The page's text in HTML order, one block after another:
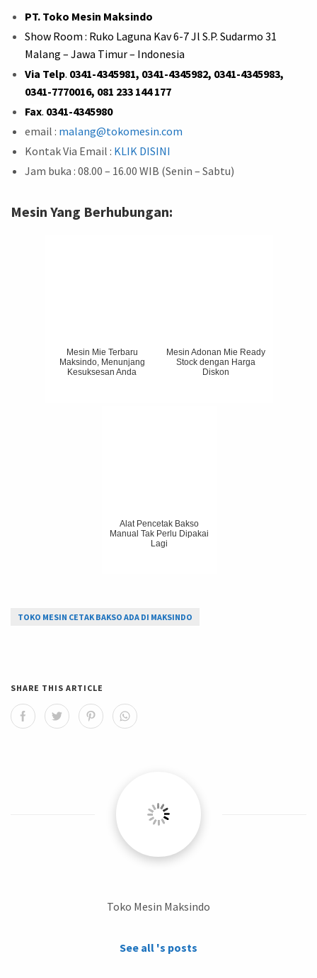
PT. Toko Mesin Maksindo
Show Room : Ruko Laguna Kav 6-7 Jl S.P. Sudarmo 31
Malang – Jawa Timur – Indonesia
Via Telp. 0341-4345981, 0341-4345982, 0341-4345983,
0341-7770016, 081 233 144 177
Fax. 0341-4345980
email : malang@tokomesin.com
Kontak Via Email : KLIK DISINI
Jam buka : 08.00 – 16.00 WIB (Senin – Sabtu)
Mesin Yang Berhubungan:
Mesin Mie Terbaru
Maksindo, Menunjang
Kesuksesan Anda
Mesin Adonan Mie Ready
Stock dengan Harga
Diskon
Alat Pencetak Bakso
Manual Tak Perlu Dipakai
Lagi
TOKO MESIN CETAK BAKSO ADA DI MAKSINDO
SHARE THIS ARTICLE
Toko Mesin Maksindo
See all 's posts